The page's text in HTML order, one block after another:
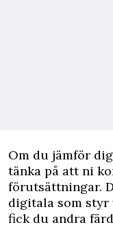
Om du jämför
tänka på att ni
förutsättningar.
digitala som styr
fick du andra